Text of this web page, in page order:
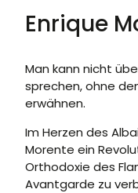
Enrique
Man kann nicht
sprechen, ohne
erwähnen.
Im Herzen des
Morente ein
Orthodoxie des
Avantgarde zu